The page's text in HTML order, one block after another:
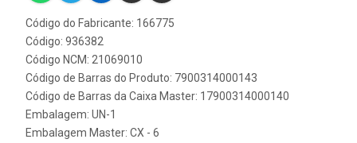
Código do Fabricante: 166775
Código: 936382
Código NCM: 21069010
Código de Barras do Produto: 7900314000143
Código de Barras da Caixa Master: 17900314000140
Embalagem: UN-1
Embalagem Master: CX - 6